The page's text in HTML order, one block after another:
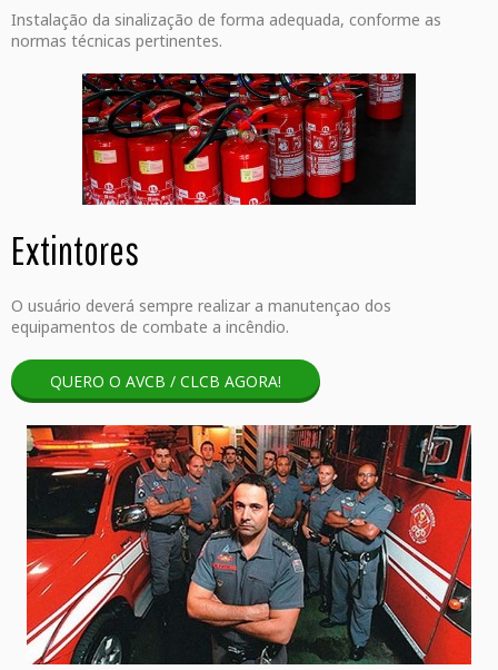
Instalação da sinalização de forma adequada, conforme as
normas técnicas pertinentes.
Extintores
O usuário deverá sempre realizar a manutençao dos
equipamentos de combate a incêndio.
QUERO O AVCB / CLCB AGORA!